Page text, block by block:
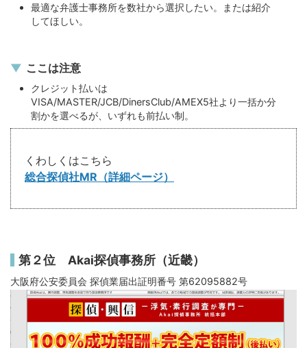
最適な弁護士事務所を数社から選択したい。または紹介
してほしい。
ここは注意
クレジット払いは
VISA/MASTER/JCB/DinersClub/AMEX5社より一括か分
割かを選べるが、いずれも前払い制。
くわしくはこちら
総合探偵社MR（詳細ページ）
第２位 Akai探偵事務所（近畿）
大阪府公安委員会 探偵業届出証明番号 第62095882号